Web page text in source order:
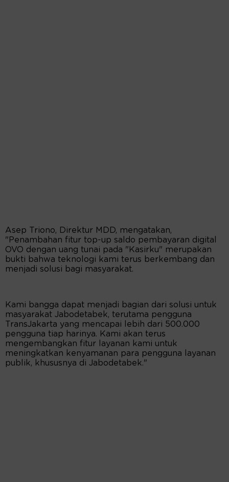
Asep Triono, Direktur MDD, mengatakan,
"Penambahan fitur top-up saldo pembayaran digital
OVO dengan uang tunai pada "Kasirku" merupakan
bukti bahwa teknologi kami terus berkembang dan
menjadi solusi bagi masyarakat.
Kami bangga dapat menjadi bagian dari solusi untuk
masyarakat Jabodetabek, terutama pengguna
TransJakarta yang mencapai lebih dari 500.000
pengguna tiap harinya. Kami akan terus
mengembangkan fitur layanan kami untuk
meningkatkan kenyamanan para pengguna layanan
publik, khususnya di Jabodetabek."